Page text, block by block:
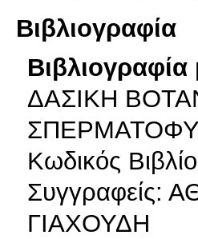
Βιβλιογραφία
ΔΑΣΙΚΗ
Κωδικός
Συγγραφείς:
ΓΙΑΧΟΥΔΗ